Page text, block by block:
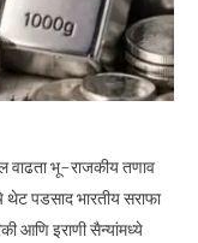
वाढता भू-राजकीय तणाव
पडसाद भारतीय सराफा
आणि इराणी सैन्यांमध्ये